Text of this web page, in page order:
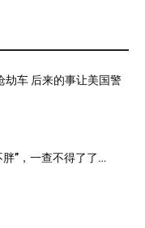
劫车 后来的事让美国警
”，一查不得了了…